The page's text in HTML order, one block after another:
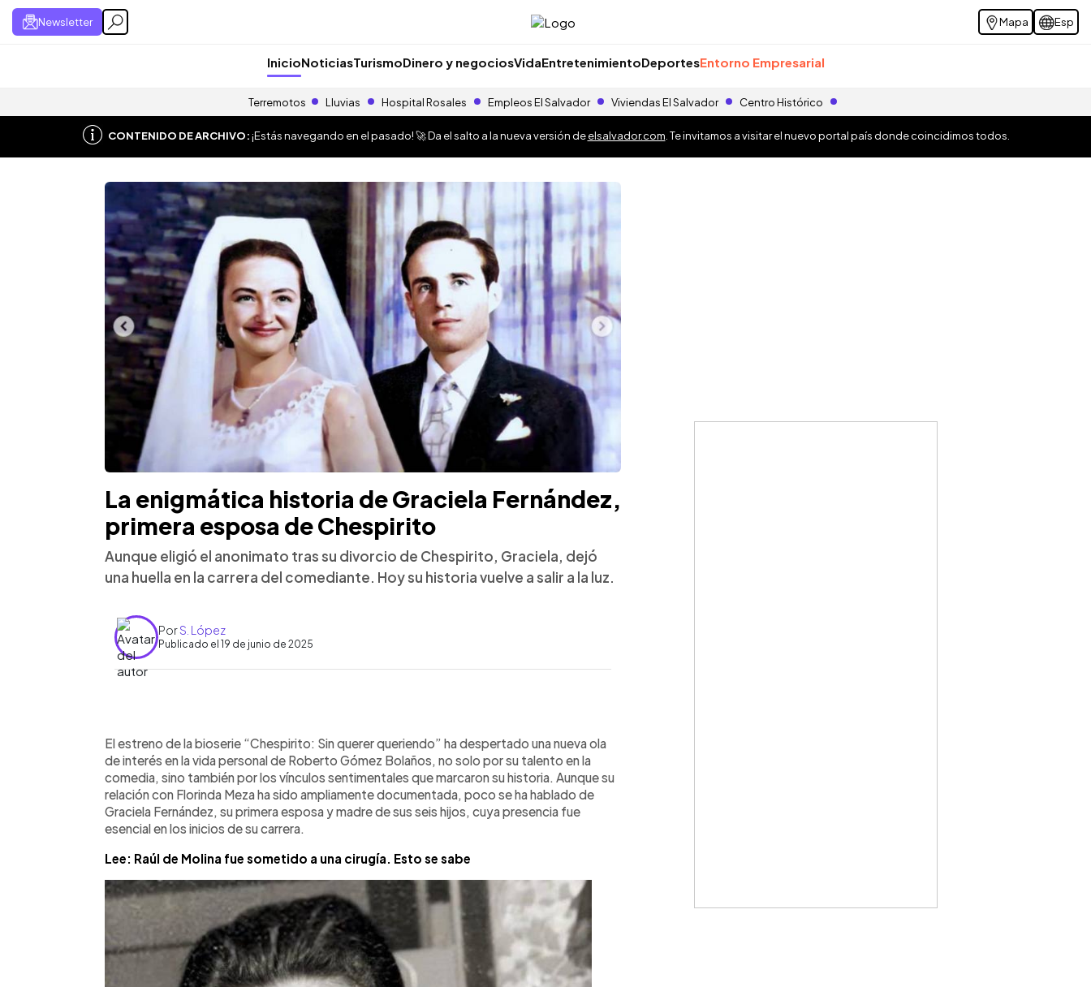
Newsletter Mapa Esp
InicioNoticiasTurismoDinero y negociosVidaEntretenimientoDeportesEntorno Empresarial
Terremotos Lluvias Hospital Rosales Empleos El Salvador Viviendas El Salvador Centro Histórico
CONTENIDO DE ARCHIVO:¡Estás navegando en el pasado! 🚀 Da el salto a la nueva versión deelsalvador.com . Te invitamos a visitar el nuevo portal país donde coincidimos todos.
La enigmática historia de Graciela Fernández,
primera esposa de Chespirito
Aunque eligió el anonimato tras su divorcio de Chespirito, Graciela, dejó
una huella en la carrera del comediante. Hoy su historia vuelve a salir a la luz.
PorS. López
Publicado el 19 de junio de 2025
Escuchar artículo
El estreno de la bioserie “Chespirito: Sin querer queriendo” ha despertado una nueva ola
de interés en la vida personal de Roberto Gómez Bolaños, no solo por su talento en la
comedia, sino también por los vínculos sentimentales que marcaron su historia. Aunque su
relación con Florinda Meza ha sido ampliamente documentada, poco se ha hablado de
Graciela Fernández, su primera esposa y madre de sus seis hijos, cuya presencia fue
esencial en los inicios de su carrera.
Lee: Raúl de Molina fue sometido a una cirugía. Esto se sabe